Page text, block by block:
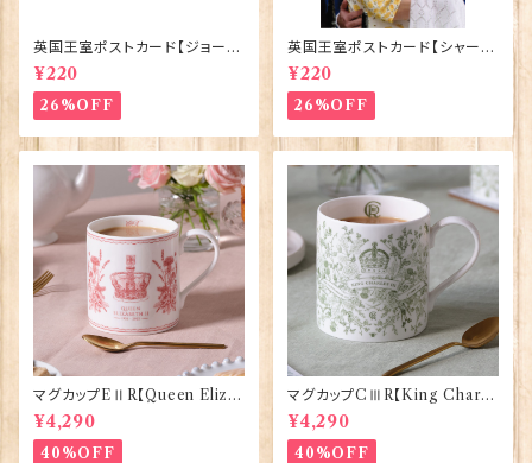
英国王室ポストカード【ジョージ
王子ご誕生】Pageantry Post
card 90183-JEF100
¥220
26%OFF
英国王室ポストカード【シャーロ
ット王女2】Pageantry Postca
rd 90183-JEF202
¥220
26%OFF
マグカップEⅡR【Queen Eliza
bethⅡ Commemorative】Vi
ctoria Eggs 50126
¥4,290
40%OFF
マグカップCⅢR【King Charle
sⅢ Coronation】Victoria E
ggs 50127
¥4,290
40%OFF